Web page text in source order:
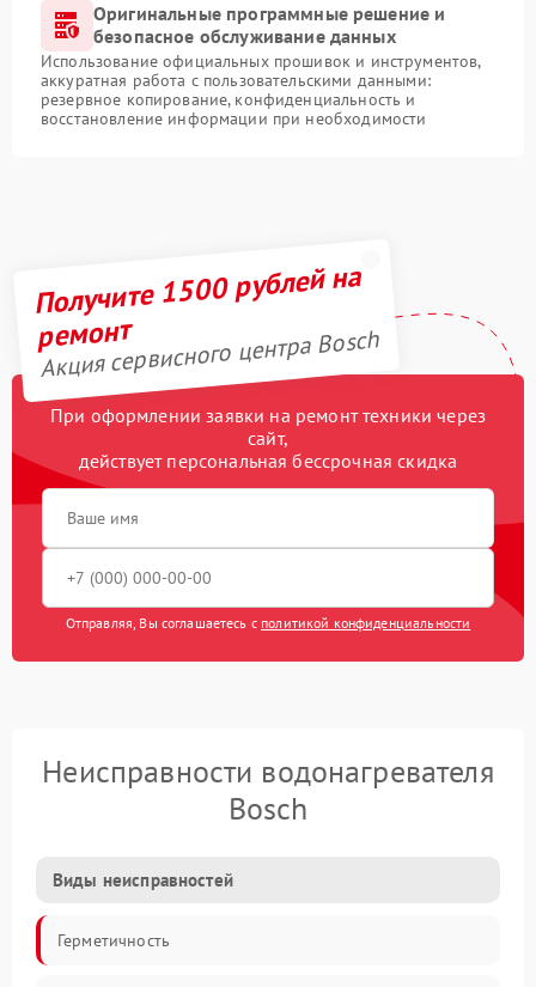
Оригинальные программные решение и
безопасное обслуживание данных
Использование официальных прошивок и инструментов,
аккуратная работа с пользовательскими данными:
резервное копирование, конфиденциальность и
восстановление информации при необходимости
Получите 1500 рублей на
ремонт
Акция сервисного центра Bosch
При оформлении заявки на ремонт техники через
сайт,
действует персональная бессрочная скидка
Отправляя, Вы соглашаетесь с политикой конфиденциальности
Неисправности водонагревателя
Bosch
Виды неисправностей
Герметичность